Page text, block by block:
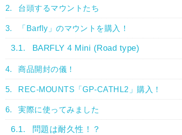
2. 台頭するマウントたち
3. 「Barfly」のマウントを購入！
3.1. BARFLY 4 Mini (Road type)
4. 商品開封の儀！
5. REC-MOUNTS「GP-CATHL2」購入！
6. 実際に使ってみました
6.1. 問題は耐久性！？